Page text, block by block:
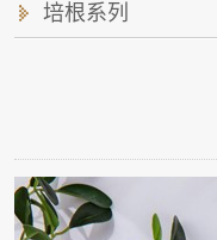
培根系列